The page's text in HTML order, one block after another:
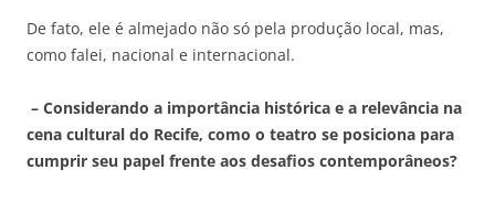
De fato, ele é almejado não só pela produção local, mas,
como falei, nacional e internacional.
– Considerando a importância histórica e a relevância na
cena cultural do Recife, como o teatro se posiciona para
cumprir seu papel frente aos desafios contemporâneos?